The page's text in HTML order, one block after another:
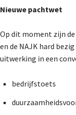
Nieuwe pachtwet
Op dit moment zijn de
en de NAJK hard
uitwerking in een
bedrijfstoets